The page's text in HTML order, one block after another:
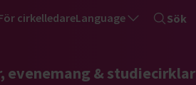
cirkelledareLanguage Sök
evenemang & studiecirklar